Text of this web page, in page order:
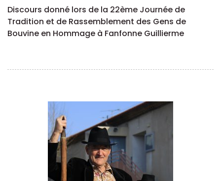
Discours donné lors de la 22ème Journée de
Tradition et de Rassemblement des Gens de
Bouvine en Hommage à Fanfonne Guillierme